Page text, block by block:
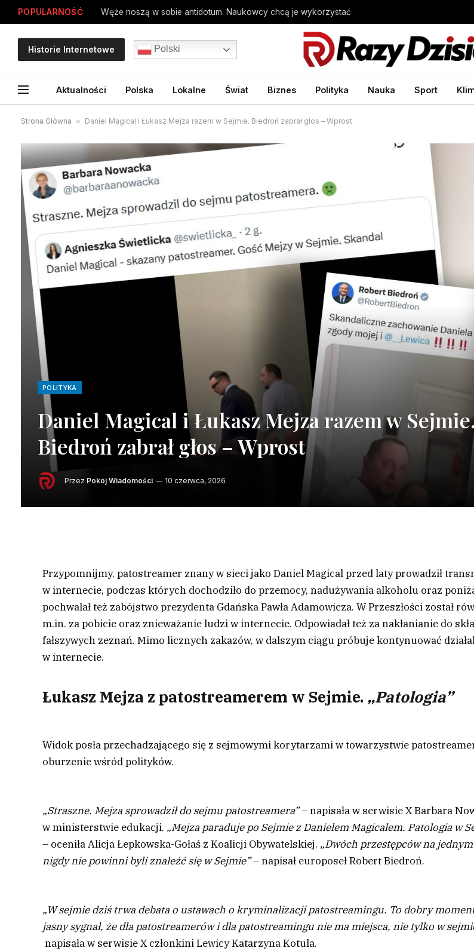
POPULARNOŚĆ Węże noszą w sobie antidotum. Naukowcy chcą je wykorzystać
Historie Internetowe Polski
Aktualności Polska Lokalne Świat Biznes Polityka Nauka Sport
Strona Główna » Daniel Magical i Łukasz Mejza razem w Sejmie. Biedroń zabrał głos – Wprost
POLITYKA
Daniel Magical i Łukasz Mejza razem w
Biedroń zabrał głos – Wprost
Przez Pokój Wiadomości 10 czerwca, 2026
Przypomnijmy, patostreamer znany w sieci jako Daniel Magical przed laty prowadził
w internecie, podczas których dochodziło do przemocy, nadużywania alkoholu oraz
pochwalał też zabójstwo prezydenta Gdańska Pawła Adamowicza. W Przeszłości został
m.in. za pobicie oraz znieważanie ludzi w internecie. Odpowiadał też za nakłanianie do
fałszywych zeznań. Mimo licznych zakazów, w dalszym ciągu próbuje kontynuować
w internecie.
Łukasz Mejza z patostreamerem w Sejmie. „Patologia”
Widok posła przechadzającego się z sejmowymi korytarzami w towarzystwie
oburzenie wśród polityków.
„Straszne. Mejza sprowadził do sejmu patostreamera”– napisała w serwisie X Barbara
w ministerstwie edukacji. „Mejza paraduje po Sejmie z Danielem Magicalem. Patologia w
– oceniła Alicja Łepkowska-Gołaś z Koalicji Obywatelskiej. „Dwóch przestępców na
nigdy nie powinni byli znaleźć się w Sejmie”– napisał europoseł Robert Biedroń.
„W sejmie dziś trwa debata o ustawach o kryminalizacji patostreamingu. To dobry
jasny sygnał, że dla patostreamerów i dla patostreamingu nie ma miejsca, nie tylko w
napisała w serwisie X członkini Lewicy Katarzyna Kotula.